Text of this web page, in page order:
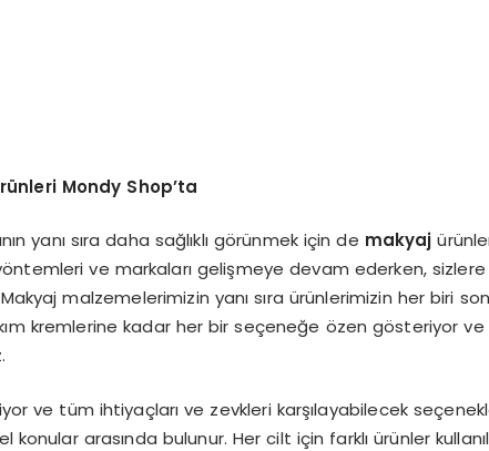
Mondy Shop’ta
yanı sıra daha sağlıklı görünmek için de makyaj
ve markaları gelişmeye devam ederken, sizlere
malzemelerimizin yanı sıra ürünlerimizin her biri
kremlerine kadar her bir seçeneğe özen gösteriyor
ve tüm ihtiyaçları ve zevkleri karşılayabilecek
konular arasında bulunur. Her cilt için farklı ürünler